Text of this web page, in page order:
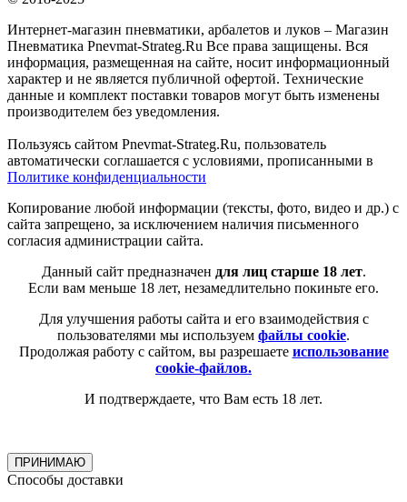
Интернет-магазин пневматики, арбалетов и луков – Магазин
Пневматика Pnevmat-Strateg.Ru Все права защищены. Вся
информация, размещенная на сайте, носит информационный
характер и не является публичной офертой. Технические
данные и комплект поставки товаров могут быть изменены
производителем без уведомления.
Пользуясь сайтом Pnevmat-Strateg.Ru, пользователь
автоматически соглашается с условиями, прописанными в
Политике конфиденциальности
Копирование любой информации (тексты, фото, видео и др.) с
сайта запрещено, за исключением наличия письменного
согласия администрации сайта.
Данный сайт предназначен для лиц старше 18 лет.
Если вам меньше 18 лет, незамедлительно покиньте его.
Для улучшения работы сайта и его взаимодействия с
пользователями мы используем файлы cookie.
Продолжая работу с сайтом, вы разрешаете использование
cookie-файлов.
И подтверждаете, что Вам есть 18 лет.
ПРИНИМАЮ
Способы доставки